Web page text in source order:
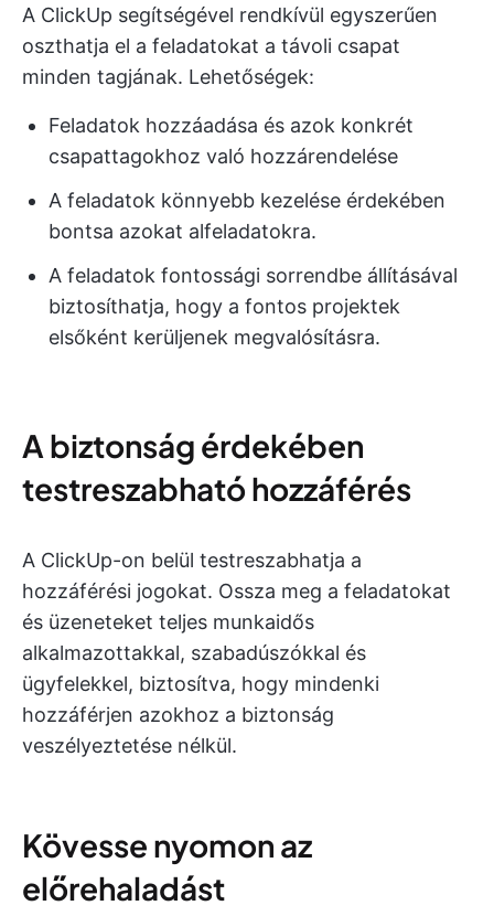
A ClickUp segítségével rendkívül egyszerűen
oszthatja el a feladatokat a távoli csapat
minden tagjának. Lehetőségek:
Feladatok hozzáadása és azok konkrét
csapattagokhoz való hozzárendelése
A feladatok könnyebb kezelése érdekében
bontsa azokat alfeladatokra.
A feladatok fontossági sorrendbe állításával
biztosíthatja, hogy a fontos projektek
elsőként kerüljenek megvalósításra.
A biztonság érdekében
testreszabható hozzáférés
A ClickUp-on belül testreszabhatja a
hozzáférési jogokat. Ossza meg a feladatokat
és üzeneteket teljes munkaidős
alkalmazottakkal, szabadúszókkal és
ügyfelekkel, biztosítva, hogy mindenki
hozzáférjen azokhoz a biztonság
veszélyeztetése nélkül.
Kövesse nyomon az
előrehaladást